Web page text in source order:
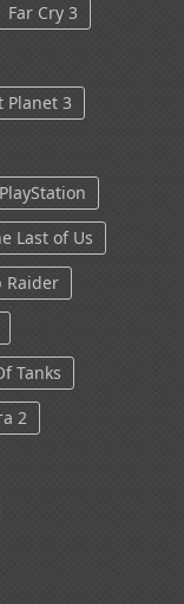
Far Cry 3
Planet 3
PlayStation
Last of Us
Raider
Tanks
2